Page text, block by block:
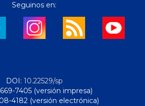
Seguinos en:
DOI: 10.22529/sp
7405 (versión impresa)
4182 (versión electrónica)